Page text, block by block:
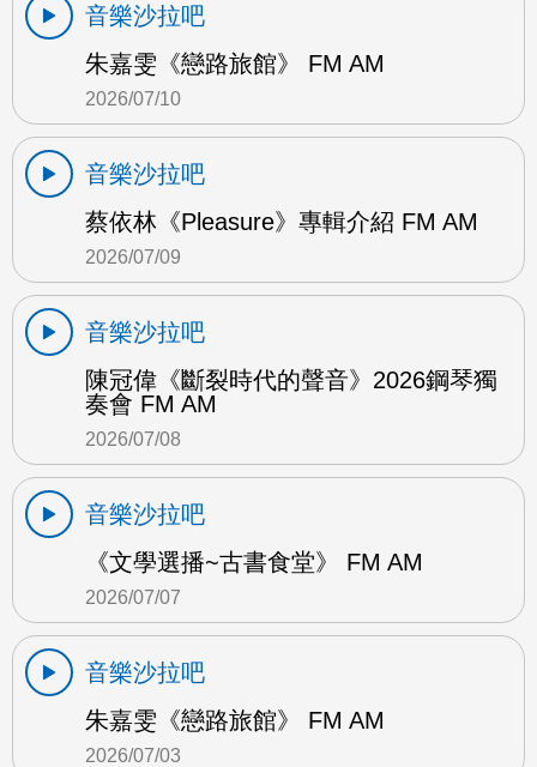
音樂沙拉吧
朱嘉雯《戀路旅館》 FM AM
2026/07/10
音樂沙拉吧
蔡依林《Pleasure》專輯介紹 FM AM
2026/07/09
音樂沙拉吧
陳冠偉《斷裂時代的聲音》2026鋼琴獨
奏會 FM AM
2026/07/08
音樂沙拉吧
《文學選播~古書食堂》 FM AM
2026/07/07
音樂沙拉吧
朱嘉雯《戀路旅館》 FM AM
2026/07/03